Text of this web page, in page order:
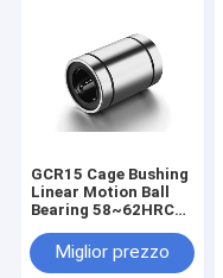
GCR15 Cage Bushing
Linear Motion Ball
Bearing 58~62HRC
Miglior prezzo